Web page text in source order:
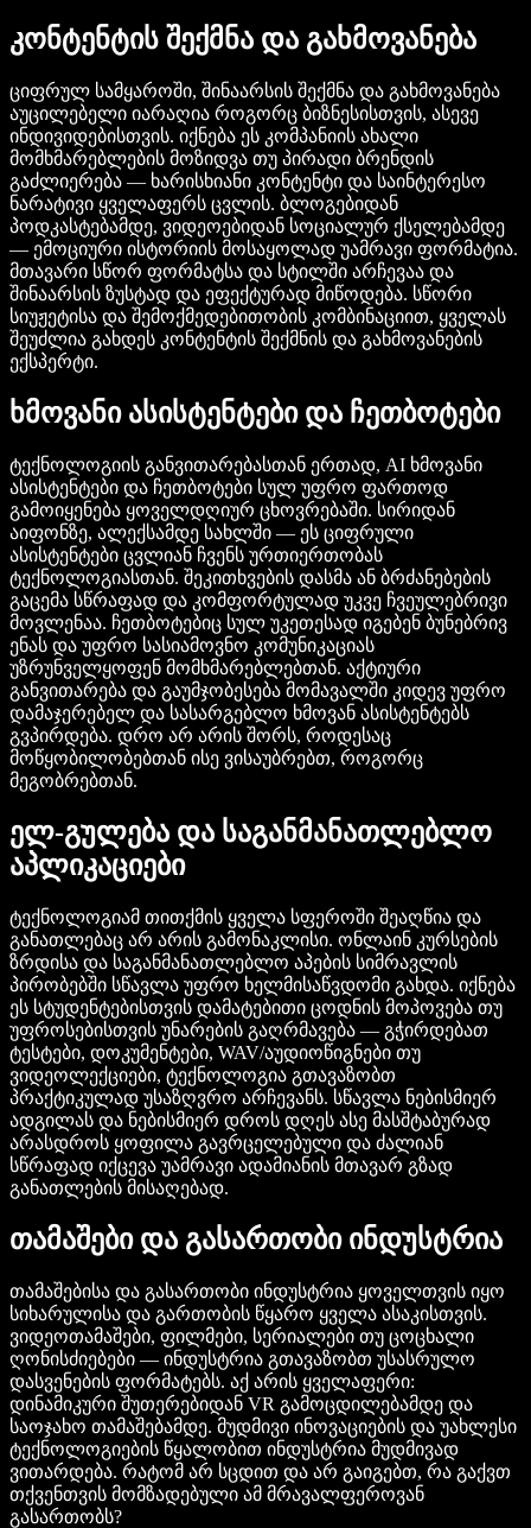
კონტენტის შექმნა და გახმოვანება
ციფრულ სამყაროში, შინაარსის შექმნა და გახმოვანება
აუცილებელი იარაღია როგორც ბიზნესისთვის, ასევე
ინდივიდებისთვის. იქნება ეს კომპანიის ახალი
მომხმარებლების მოზიდვა თუ პირადი ბრენდის
გაძლიერება — ხარისხიანი კონტენტი და საინტერესო
ნარატივი ყველაფერს ცვლის. ბლოგებიდან
პოდკასტებამდე, ვიდეოებიდან სოციალურ ქსელებამდე
— ემოციური ისტორიის მოსაყოლად უამრავი ფორმატია.
მთავარი სწორ ფორმატსა და სტილში არჩევაა და
შინაარსის ზუსტად და ეფექტურად მიწოდება. სწორი
სიუჟეტისა და შემოქმედებითობის კომბინაციით, ყველას
შეუძლია გახდეს კონტენტის შექმნის და გახმოვანების
ექსპერტი.
ხმოვანი ასისტენტები და ჩეთბოტები
ტექნოლოგიის განვითარებასთან ერთად, AI ხმოვანი
ასისტენტები და ჩეთბოტები სულ უფრო ფართოდ
გამოიყენება ყოველდღიურ ცხოვრებაში. სირიდან
აიფონზე, ალექსამდე სახლში — ეს ციფრული
ასისტენტები ცვლიან ჩვენს ურთიერთობას
ტექნოლოგიასთან. შეკითხვების დასმა ან ბრძანებების
გაცემა სწრაფად და კომფორტულად უკვე ჩვეულებრივი
მოვლენაა. ჩეთბოტებიც სულ უკეთესად იგებენ ბუნებრივ
ენას და უფრო სასიამოვნო კომუნიკაციას
უზრუნველყოფენ მომხმარებლებთან. აქტიური
განვითარება და გაუმჯობესება მომავალში კიდევ უფრო
დამაჯერებელ და სასარგებლო ხმოვან ასისტენტებს
გვპირდება. დრო არ არის შორს, როდესაც
მოწყობილობებთან ისე ვისაუბრებთ, როგორც
მეგობრებთან.
ელ-გულება და საგანმანათლებლო
აპლიკაციები
ტექნოლოგიამ თითქმის ყველა სფეროში შეაღწია და
განათლებაც არ არის გამონაკლისი. ონლაინ კურსების
ზრდისა და საგანმანათლებლო აპების სიმრავლის
პირობებში სწავლა უფრო ხელმისაწვდომი გახდა. იქნება
ეს სტუდენტებისთვის დამატებითი ცოდნის მოპოვება თუ
უფროსებისთვის უნარების გაღრმავება — გჭირდებათ
ტესტები, დოკუმენტები, WAV/აუდიოწიგნები თუ
ვიდეოლექციები, ტექნოლოგია გთავაზობთ
პრაქტიკულად უსაზღვრო არჩევანს. სწავლა ნებისმიერ
ადგილას და ნებისმიერ დროს დღეს ასე მასშტაბურად
არასდროს ყოფილა გავრცელებული და ძალიან
სწრაფად იქცევა უამრავი ადამიანის მთავარ გზად
განათლების მისაღებად.
თამაშები და გასართობი ინდუსტრია
თამაშებისა და გასართობი ინდუსტრია ყოველთვის იყო
სიხარულისა და გართობის წყარო ყველა ასაკისთვის.
ვიდეოთამაშები, ფილმები, სერიალები თუ ცოცხალი
ღონისძიებები — ინდუსტრია გთავაზობთ უსასრულო
დასვენების ფორმატებს. აქ არის ყველაფერი:
დინამიკური შუთერებიდან VR გამოცდილებამდე და
საოჯახო თამაშებამდე. მუდმივი ინოვაციების და უახლესი
ტექნოლოგიების წყალობით ინდუსტრია მუდმივად
ვითარდება. რატომ არ სცდით და არ გაიგებთ, რა გაქვთ
თქვენთვის მომზადებული ამ მრავალფეროვან
გასართობს?